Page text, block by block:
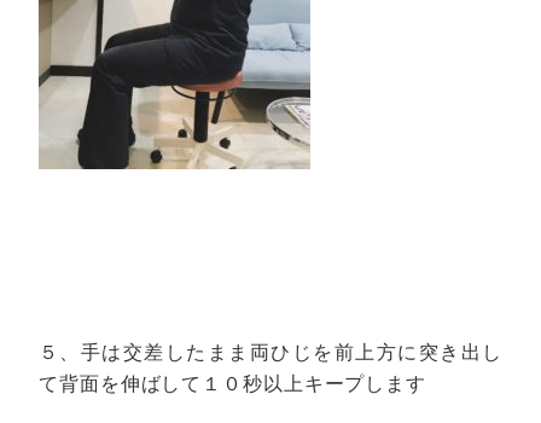
５、手は交差したまま両ひじを前上方に突き出し
て背面を伸ばして１０秒以上キープします